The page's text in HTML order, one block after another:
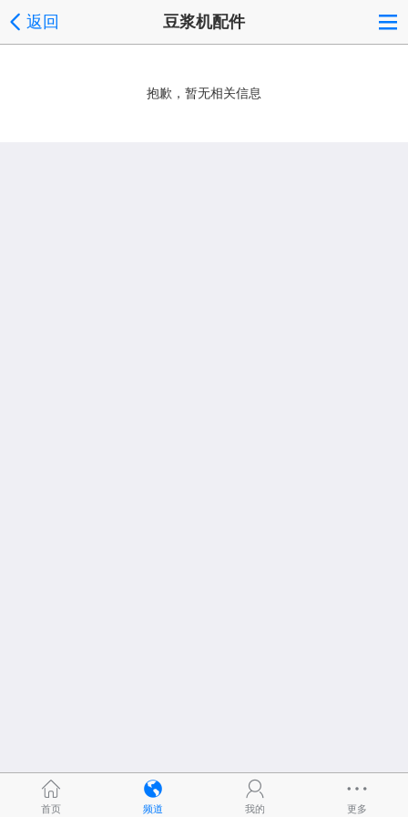
返回 豆浆机配件
抱歉，暂无相关信息
首页 频道 我的 更多